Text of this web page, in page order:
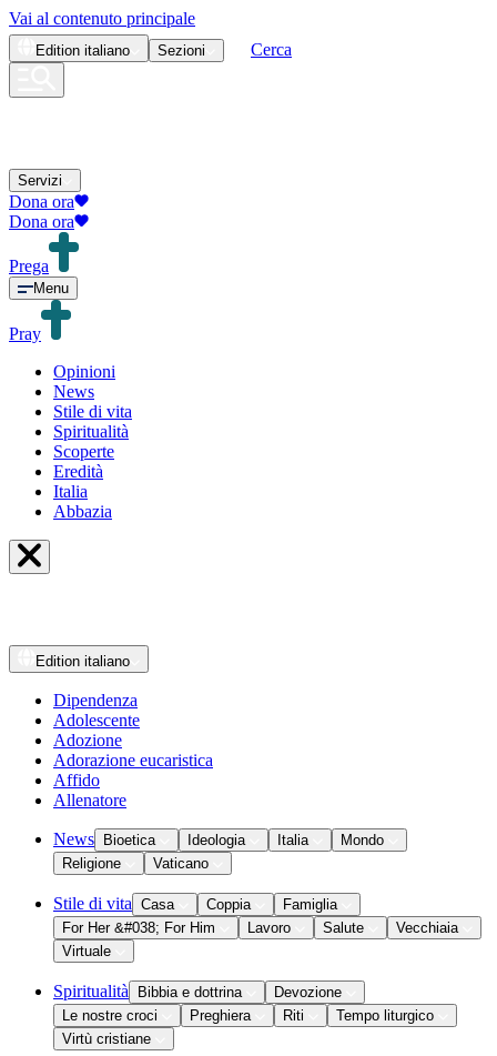
Vai al contenuto principale
Edition italiano Sezioni Cerca
Servizi
Dona ora
Dona ora
Prega
Menu
Pray
Opinioni
News
Stile di vita
Spiritualità
Scoperte
Eredità
Italia
Abbazia
Edition italiano
Dipendenza
Adolescente
Adozione
Adorazione eucaristica
Affido
Allenatore
News Bioetica Ideologia Italia
Mondo
Religione
Vaticano
Stile di vita Casa Coppia
Famiglia
For Her &#038; For Him
Lavoro Salute
Vecchiaia
Virtuale
Spiritualità Bibbia e dottrina
Devozione
Le nostre croci
Preghiera Riti
Tempo liturgico
Virtù cristiane